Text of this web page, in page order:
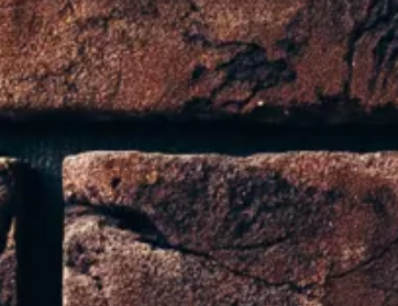
piano dormita con rete in
densità 25 kg/m3, rivestito di cotone